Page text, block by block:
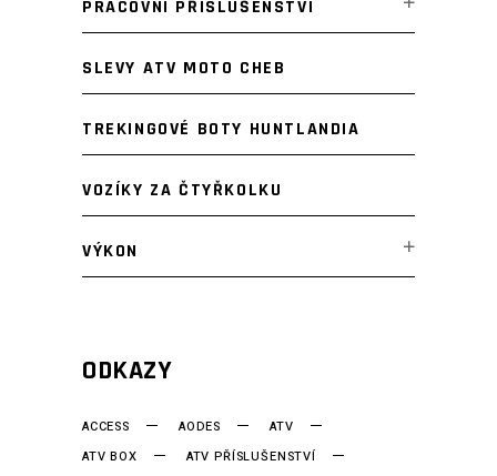
PRACOVNÍ PŘÍSLUŠENSTVÍ
SLEVY ATV MOTO CHEB
TREKINGOVÉ BOTY HUNTLANDIA
VOZÍKY ZA ČTYŘKOLKU
VÝKON
ODKAZY
ACCESS AODES
ATV
ATV BOX
ATV PŘÍSLUŠENSTVÍ